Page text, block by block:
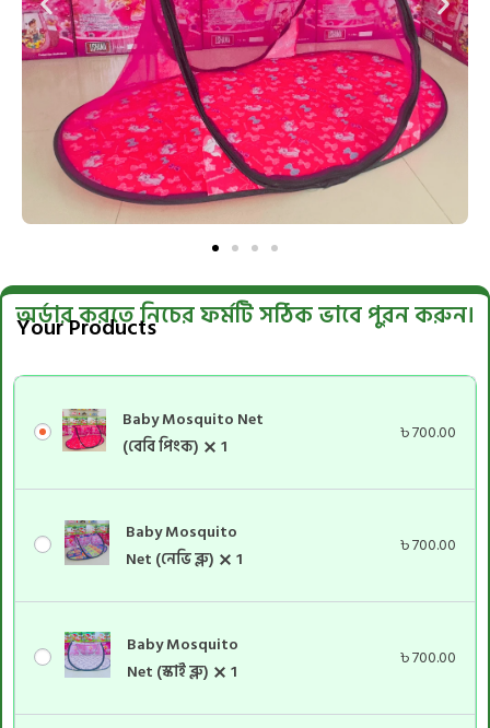
অর্ডার করতে নিচের ফর্মটি সঠিক ভাবে পুরন করুন।
Your Products
Baby Mosquito Net
(বেবি পিংক)
1
৳700.00
Baby Mosquito
Net (নেভি ব্লু)
1
৳700.00
Baby Mosquito
Net (স্কাই ব্লু)
1
৳700.00